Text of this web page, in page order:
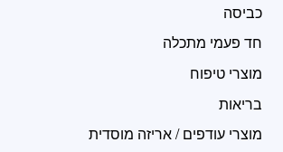
כביסה
חד פעמי מתכלה
מוצרי טיפוח
בריאות
מוצרי עודפים / אריזה מוסדית